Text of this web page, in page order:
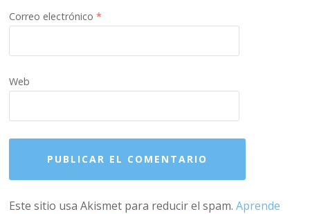
Correo electrónico*
Web
Este sitio usa Akismet para reducir el spam.Aprende